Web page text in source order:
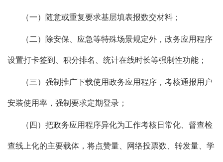
（一）随意或重复要求基层填表报数交材料；
（二）除安保、应急等特殊场景规定外，政务应用程序
设置打卡签到、积分排名、统计在线时长等强制性功能；
（三）强制推广下载使用政务应用程序，考核通报用户
安装使用率，强制要求定期登录；
（四）把政务应用程序异化为工作考核日常化、督查检
查线上化的主要载体，将点赞量、网络投票数、转发量、学